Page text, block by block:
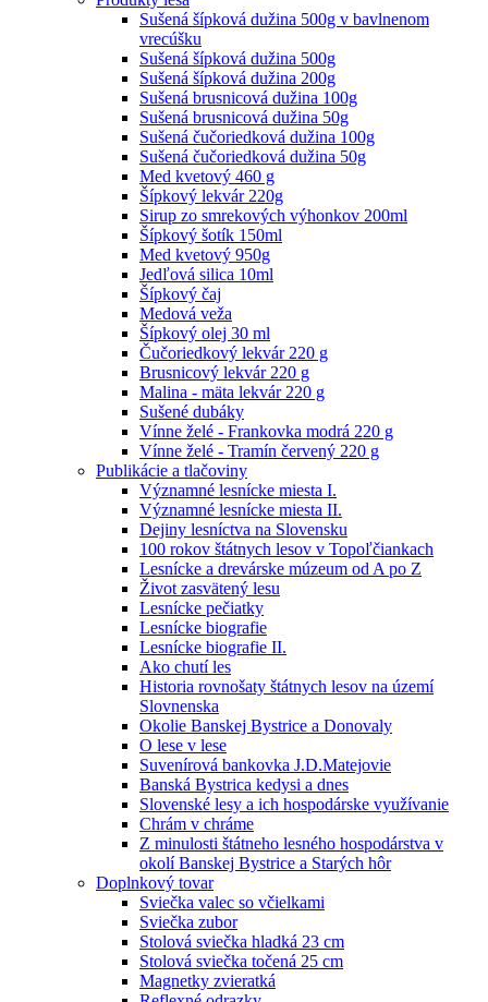
Sušená šípková dužina 500g v bavlnenom
vrecúšku
Sušená šípková dužina 500g
Sušená šípková dužina 200g
Sušená brusnicová dužina 100g
Sušená brusnicová dužina 50g
Sušená čučoriedková dužina 100g
Sušená čučoriedková dužina 50g
Med kvetový 460 g
Šípkový lekvár 220g
Sirup zo smrekových výhonkov 200ml
Šípkový šotík 150ml
Med kvetový 950g
Jedľová silica 10ml
Šípkový čaj
Medová veža
Šípkový olej 30 ml
Čučoriedkový lekvár 220 g
Brusnicový lekvár 220 g
Malina - mäta lekvár 220 g
Sušené dubáky
Vínne želé - Frankovka modrá 220 g
Vínne želé - Tramín červený 220 g
Publikácie a tlačoviny
Významné lesnícke miesta I.
Významné lesnícke miesta II.
Dejiny lesníctva na Slovensku
100 rokov štátnych lesov v Topoľčiankach
Lesnícke a drevárske múzeum od A po Z
Život zasvätený lesu
Lesnícke pečiatky
Lesnícke biografie
Lesnícke biografie II.
Ako chutí les
Historia rovnošaty štátnych lesov na území
Slovnenska
Okolie Banskej Bystrice a Donovaly
O lese v lese
Suvenírová bankovka J.D.Matejovie
Banská Bystrica kedysi a dnes
Slovenské lesy a ich hospodárske využívanie
Chrám v chráme
Z minulosti štátneho lesného hospodárstva v
okolí Banskej Bystrice a Starých hôr
Doplnkový tovar
Sviečka valec so včielkami
Sviečka zubor
Stolová sviečka hladká 23 cm
Stolová sviečka točená 25 cm
Magnetky zvieratká